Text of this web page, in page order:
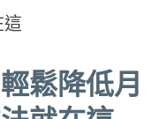
鬆降低月